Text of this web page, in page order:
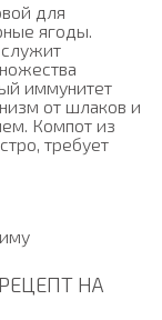
для
ягоды.
иммунитет
от шлаков и
Компот из
требует
НА